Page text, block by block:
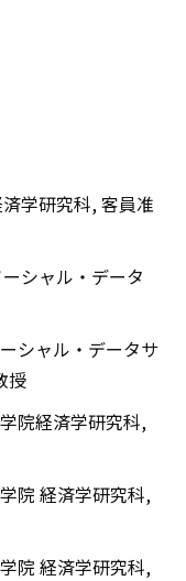
学研究科, 客員准
シャル・データ
シャル・データサ
授
院経済学研究科,
院 経済学研究科,
院 経済学研究科,